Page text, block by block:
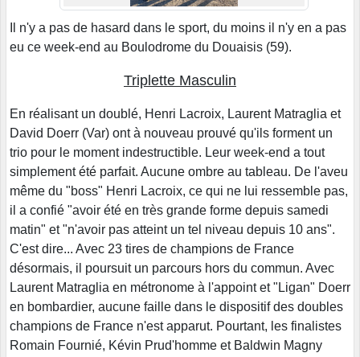
Il n'y a pas de hasard dans le sport, du moins il n'y en a pas
eu ce week-end au Boulodrome du Douaisis (59).
Triplette Masculin
En réalisant un doublé, Henri Lacroix, Laurent Matraglia et
David Doerr (Var) ont à nouveau prouvé qu'ils forment un
trio pour le moment indestructible. Leur week-end a tout
simplement été parfait. Aucune ombre au tableau. De l'aveu
même du "boss" Henri Lacroix, ce qui ne lui ressemble pas,
il a confié "avoir été en très grande forme depuis samedi
matin" et "n'avoir pas atteint un tel niveau depuis 10 ans".
C'est dire... Avec 23 tires de champions de France
désormais, il poursuit un parcours hors du commun. Avec
Laurent Matraglia en métronome à l'appoint et "Ligan" Doerr
en bombardier, aucune faille dans le dispositif des doubles
champions de France n'est apparut. Pourtant, les finalistes
Romain Fournié, Kévin Prud'homme et Baldwin Magny